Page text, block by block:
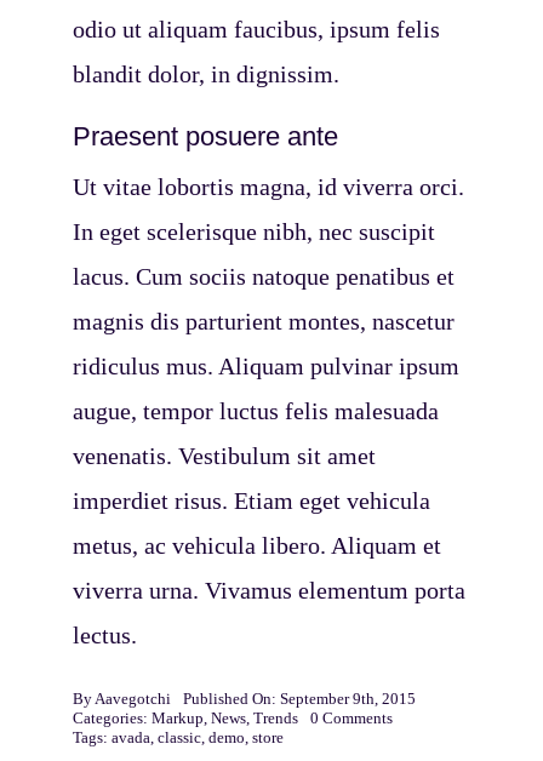
odio ut aliquam faucibus, ipsum felis
blandit dolor, in dignissim.
Praesent posuere ante
Ut vitae lobortis magna, id viverra orci.
In eget scelerisque nibh, nec suscipit
lacus. Cum sociis natoque penatibus et
magnis dis parturient montes, nascetur
ridiculus mus. Aliquam pulvinar ipsum
augue, tempor luctus felis malesuada
venenatis. Vestibulum sit amet
imperdiet risus. Etiam eget vehicula
metus, ac vehicula libero. Aliquam et
viverra urna. Vivamus elementum porta
lectus.
By Aavegotchi
Published On: September 9th, 2015
Categories: Markup News, Trends 0 Commentson
Tags: avada classic, demo store